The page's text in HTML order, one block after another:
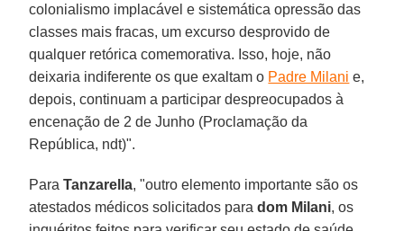
colonialismo implacável e sistemática opressão das
classes mais fracas, um excurso desprovido de
qualquer retórica comemorativa. Isso, hoje, não
deixaria indiferente os que exaltam o Padre Milani e,
depois, continuam a participar despreocupados à
encenação de 2 de Junho (Proclamação da
República, ndt)".
ParaTanzarella, "outro elemento importante são os
atestados médicos solicitados paradom Milani, os